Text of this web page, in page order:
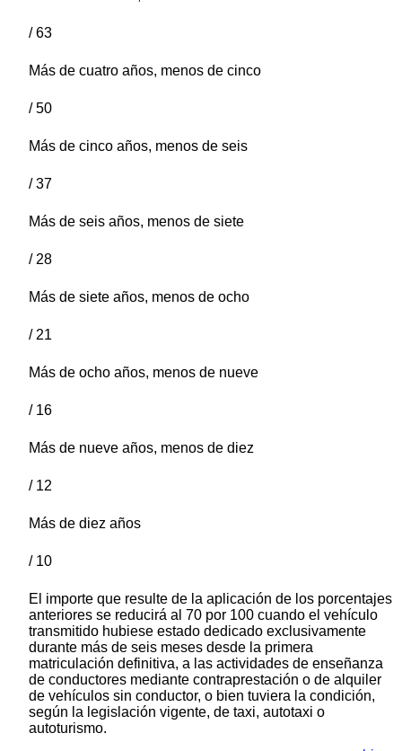
/ 63
Más de cuatro años, menos de cinco
/ 50
Más de cinco años, menos de seis
/ 37
Más de seis años, menos de siete
/ 28
Más de siete años, menos de ocho
/ 21
Más de ocho años, menos de nueve
/ 16
Más de nueve años, menos de diez
/ 12
Más de diez años
/ 10
El importe que resulte de la aplicación de los porcentajes
anteriores se reducirá al 70 por 100 cuando el vehículo
transmitido hubiese estado dedicado exclusivamente
durante más de seis meses desde la primera
matriculación definitiva, a las actividades de enseñanza
de conductores mediante contraprestación o de alquiler
de vehículos sin conductor, o bien tuviera la condición,
según la legislación vigente, de taxi, autotaxi o
autoturismo.